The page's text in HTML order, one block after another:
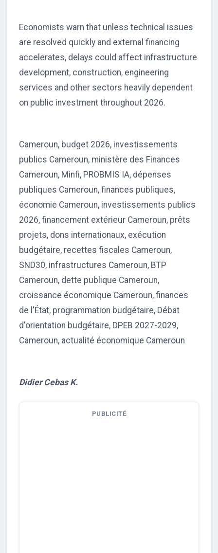
Economists warn that unless technical issues
are resolved quickly and external financing
accelerates, delays could affect infrastructure
development, construction, engineering
services and other sectors heavily dependent
on public investment throughout 2026.
Cameroun, budget 2026, investissements
publics Cameroun, ministère des Finances
Cameroun, Minfi, PROBMIS IA, dépenses
publiques Cameroun, finances publiques,
économie Cameroun, investissements publics
2026, financement extérieur Cameroun, prêts
projets, dons internationaux, exécution
budgétaire, recettes fiscales Cameroun,
SND30, infrastructures Cameroun, BTP
Cameroun, dette publique Cameroun,
croissance économique Cameroun, finances
de l'État, programmation budgétaire, Débat
d'orientation budgétaire, DPEB 2027-2029,
Cameroun, actualité économique Cameroun
Didier Cebas K.
PUBLICITÉ